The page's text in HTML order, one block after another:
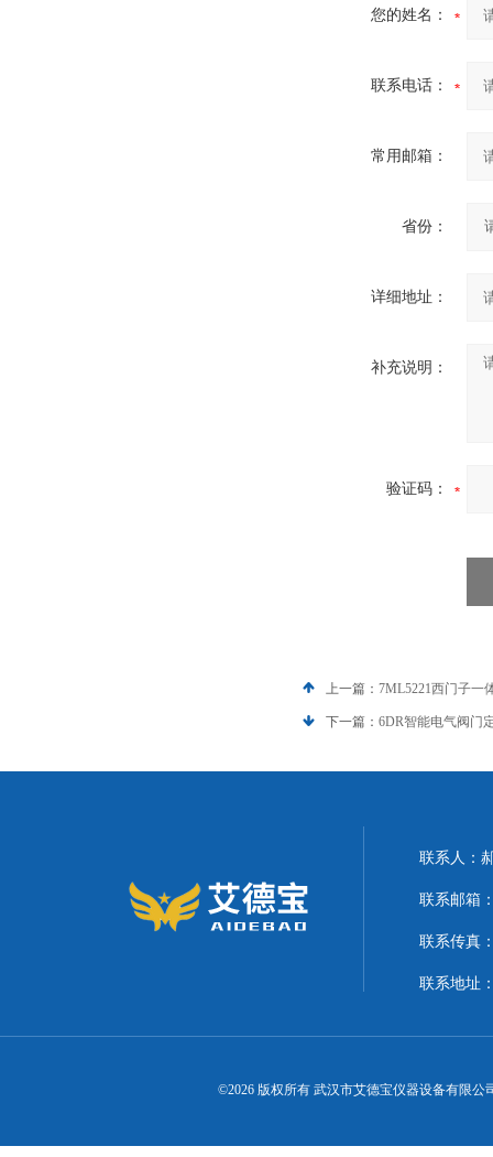
您的姓名：
联系电话：
常用邮箱：
省份：
详细地址：
补充说明：
验证码：
上一篇： 7ML5221西门子一
下一篇： 6DR智能电气阀门
联系人：
联系邮箱
联系传真
联系地址
©2026 版权所有 武汉市艾德宝仪器设备有限公